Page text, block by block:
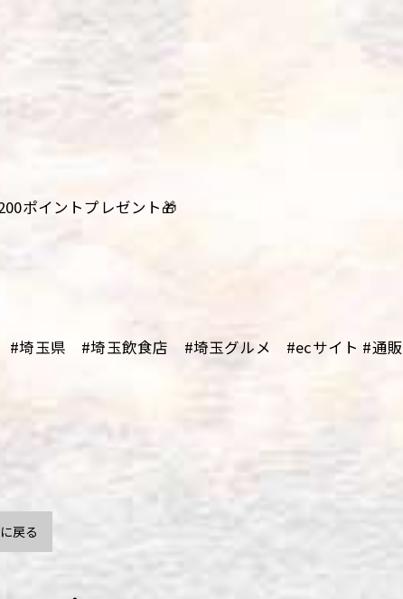
ポイントプレゼント🎁
埼玉県 #埼玉飲食店 #埼玉グルメ #ecサイト #通販
戻る